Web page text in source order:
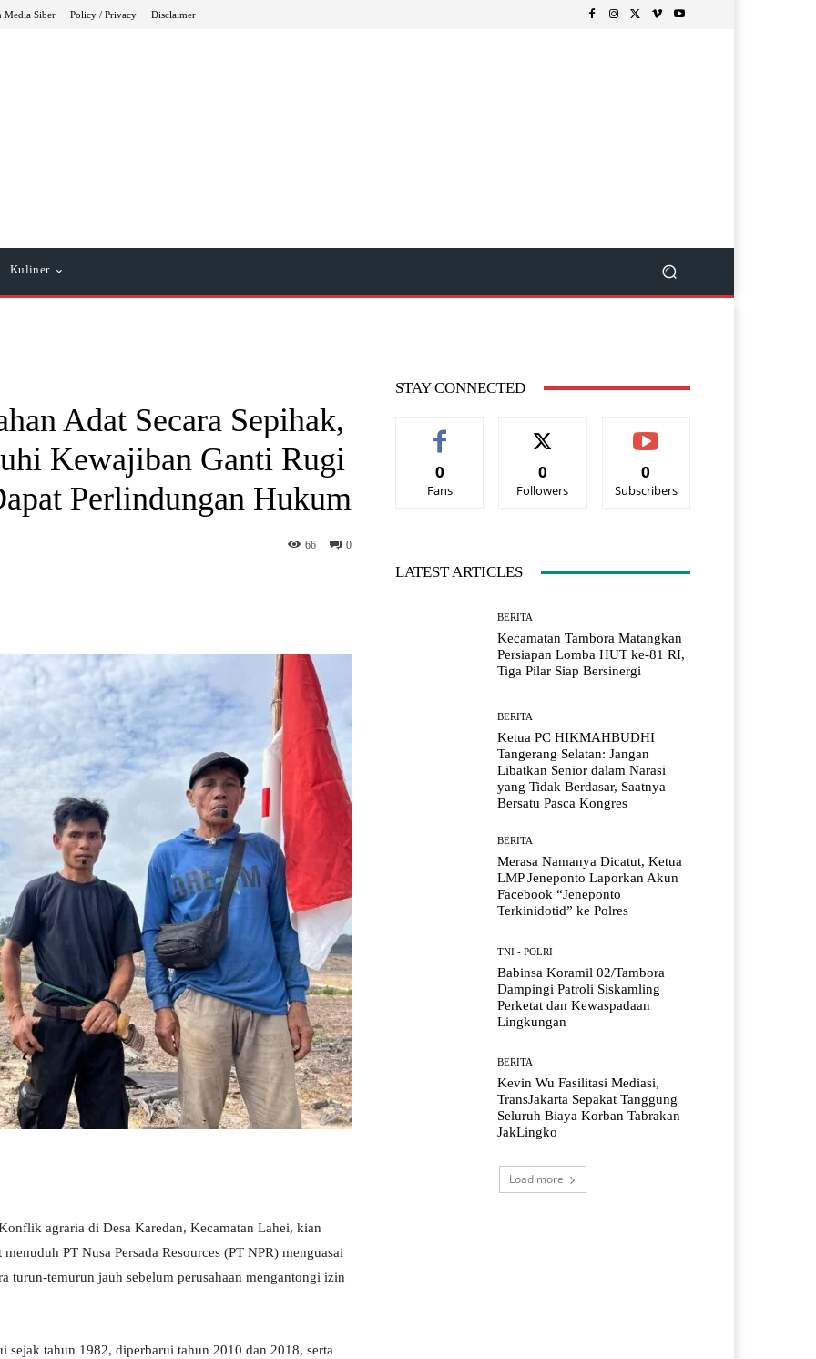
Media Siber Policy / Privacy Disclaimer
Kuliner
Adat Secara Sepihak,
Kewajiban Ganti Rugi
Perlindungan Hukum
0
66
agraria di Desa Karedan, Kecamatan Lahei, kian
PT Nusa Persada Resources (PT NPR) menguasai
turun-temurun jauh sebelum perusahaan mengantongi izin
sejak tahun 1982, diperbarui tahun 2010 dan 2018, serta
STAY CONNECTED
0
Fans
0
Followers
0
Subscribers
LATEST ARTICLES
BERITA
Kecamatan Tambora Matangkan
Persiapan Lomba HUT ke-81 RI,
Tiga Pilar Siap Bersinergi
BERITA
Ketua PC HIKMAHBUDHI
Tangerang Selatan: Jangan
Libatkan Senior dalam Narasi
yang Tidak Berdasar, Saatnya
Bersatu Pasca Kongres
BERITA
Merasa Namanya Dicatut, Ketua
LMP Jeneponto Laporkan Akun
Facebook “Jeneponto
Terkinidotid” ke Polres
TNI - POLRI
Babinsa Koramil 02/Tambora
Dampingi Patroli Siskamling
Perketat dan Kewaspadaan
Lingkungan
BERITA
Kevin Wu Fasilitasi Mediasi,
TransJakarta Sepakat Tanggung
Seluruh Biaya Korban Tabrakan
JakLingko
Load more